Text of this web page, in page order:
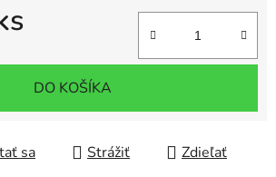
DO KOŠÍKA
sa Strážiť Zdieľať